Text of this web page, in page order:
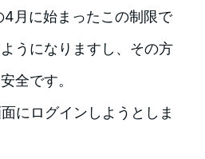
月に始まったこの制限で
うになりますし、その方
全です。
にログインしようとしま